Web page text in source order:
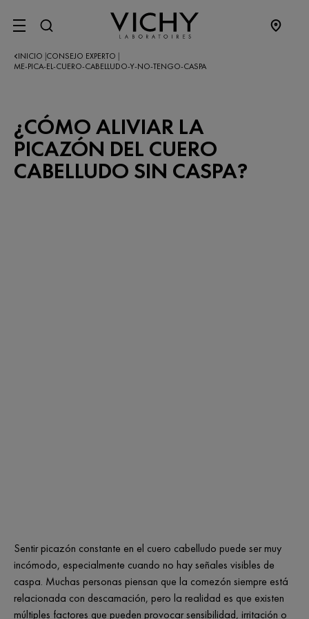
SITE MENU
INICIO CONSEJO EXPERTO
ME-PICA-EL-CUERO-CABELLUDO-Y-NO-TENGO-CASPA
¿CÓMO ALIVIAR LA
PICAZÓN DEL CUERO
CABELLUDO SIN CASPA?
Sentir picazón constante en el cuero cabelludo puede ser muy
incómodo, especialmente cuando no hay señales visibles de
caspa. Muchas personas piensan que la comezón siempre está
relacionada con descamación, pero la realidad es que existen
múltiples factores que pueden provocar sensibilidad, irritación o